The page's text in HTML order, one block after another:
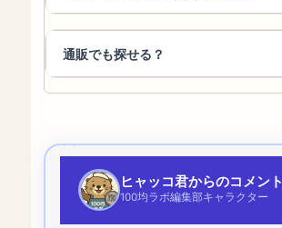
通販でも探せる？
ヒャッコ君からのコメント
100均ラボ編集部キャラクター